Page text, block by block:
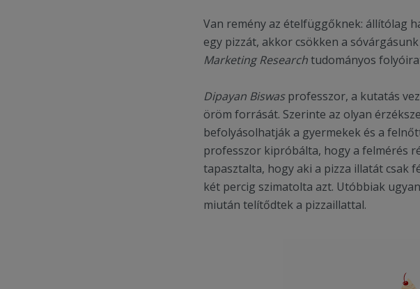
Van remény az ételfüggőknek: állítólag
egy pizzát, akkor csökken a
Marketing Researchtudományos
Dipayan Biswasprofesszor, a kutatás
öröm forrását. Szerinte az olyan
befolyásolhatják a gyermekek és a
professzor kipróbálta, hogy a felmérés
tapasztalta, hogy aki a pizza illatát csak
két percig szimatolta azt. Utóbbiak
miután telítődtek a pizzaillattal.